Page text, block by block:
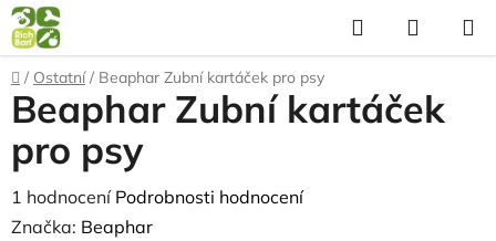
Přejít
na
obsah
Hledat
KOŠÍK
Domů
/ Ostatní / Beaphar Zubní kartáček pro psy
Beaphar Zubní kartáček
pro psy
Průměrné
hodnocení
1 hodnocení Podrobnosti hodnocení
Značka: Beaphar